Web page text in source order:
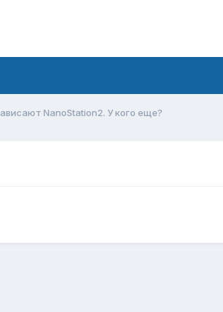
NanoStation2. У кого еще?